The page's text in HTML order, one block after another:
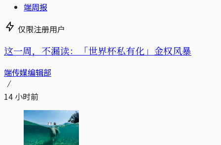
端周报
仅限注册用户
这一周，不漏读：「世界杯私有化」金权风暴
端传媒编辑部
14 小时前